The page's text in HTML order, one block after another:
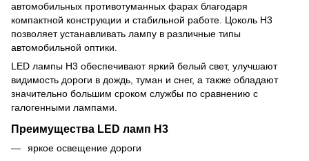
автомобильных противотуманных фарах благодаря
компактной конструкции и стабильной работе. Цоколь H3
позволяет устанавливать лампу в различные типы
автомобильной оптики.
LED лампы H3 обеспечивают яркий белый свет, улучшают
видимость дороги в дождь, туман и снег, а также обладают
значительно большим сроком службы по сравнению с
галогенными лампами.
Преимущества LED ламп H3
яркое освещение дороги